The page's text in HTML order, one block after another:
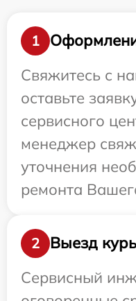
1
Свяжитесь с
оставьте
сервисного
менеджер
уточнения
ремонта
2
Выезд
Сервисный